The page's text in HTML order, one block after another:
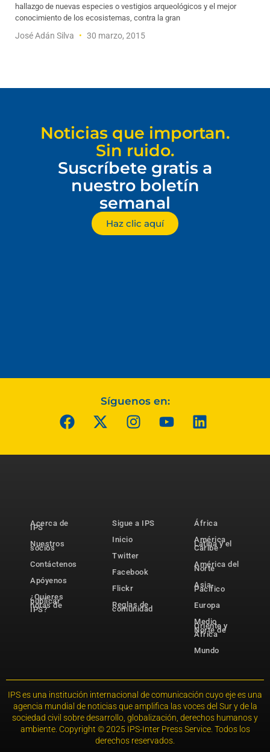
hallazgo de nuevas especies o vestigios arqueológicos y el mejor
conocimiento de los ecosistemas, contra la gran
José Adán Silva 30 marzo, 2015
Noticias que importan.
Sin ruido.
Suscríbete gratis a
nuestro boletín
semanal
Haz clic aquí
Síguenos en:
Acerca de
IPS
Nuestros
socios
Contáctenos
Apóyenos
¿Quieres
publicar
notas de
IPS?
Sigue a IPS
Inicio
Twitter
Facebook
Flickr
Reglas de
comunidad
África
América
Latina y el
Caribe
América del
Norte
Asia-
Pacífico
Europa
Medio
Oriente y
Norte de
África
Mundo
IPS es una institución internacional de comunicación cuyo eje es una
agencia mundial de noticias que amplifica las voces del Sur y de la
sociedad civil sobre desarrollo, globalización, derechos humanos y
ambiente. Copyright © 2025 IPS-Inter Press Service. Todos los
derechos reservados.